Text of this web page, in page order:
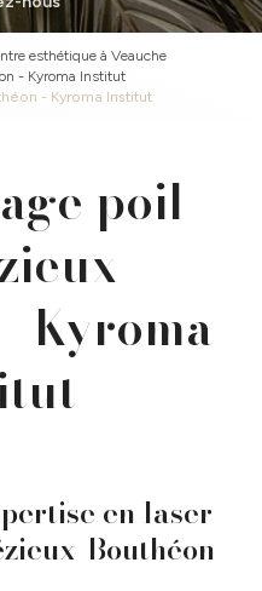
esthétique à Veauche
- Kyroma Institut
- Kyroma Institut
poil
Kyroma
en laser
Bouthéon